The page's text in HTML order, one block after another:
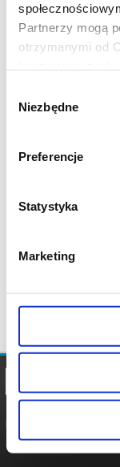
Partnerzy mogą
otrzymanymi od
zgody
Niezbędne
Preferencje
Statystyka
Marketing